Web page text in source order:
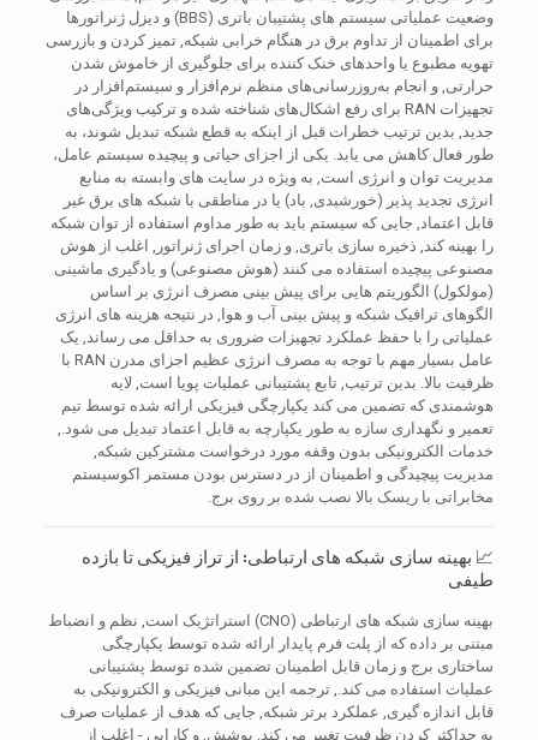
وضعیت عملیاتی سیستم های پشتیبان باتری (BBS) و دیزل ژنراتورها
برای اطمینان از تداوم برق در هنگام خرابی شبکه, تمیز کردن و بازرسی
تهویه مطبوع یا واحدهای خنک کننده برای جلوگیری از خاموش شدن
حرارتی, و انجام به‌روزرسانی‌های منظم نرم‌افزار و سیستم‌افزار در
تجهیزات RAN برای رفع اشکال‌های شناخته شده و ترکیب ویژگی‌های
جدید, بدین ترتیب خطرات قبل از اینکه به قطع شبکه تبدیل شوند، به
طور فعال کاهش می یابد. یکی از اجزای حیاتی و پیچیده سیستم عامل،
مدیریت توان و انرژی است, به ویژه در سایت های وابسته به منابع
انرژی تجدید پذیر (خورشیدی, باد) یا در مناطقی با شبکه های برق غیر
قابل اعتماد, جایی که سیستم باید به طور مداوم استفاده از توان شبکه
را بهینه کند, ذخیره سازی باتری, و زمان اجرای ژنراتور, اغلب از هوش
مصنوعی پیچیده استفاده می کنند (هوش مصنوعی) و یادگیری ماشینی
(مولکول) الگوریتم هایی برای پیش بینی مصرف انرژی بر اساس
الگوهای ترافیک شبکه و پیش بینی آب و هوا, در نتیجه هزینه های انرژی
عملیاتی را با حفظ عملکرد تجهیزات ضروری به حداقل می رساند, یک
عامل بسیار مهم با توجه به مصرف انرژی عظیم اجزای مدرن RAN با
ظرفیت بالا. بدین ترتیب, تابع پشتیبانی عملیات پویا است, لایه
هوشمندی که تضمین می کند یکپارچگی فیزیکی ارائه شده توسط تیم
تعمیر و نگهداری سازه به طور یکپارچه به قابل اعتماد تبدیل می شود.,
خدمات الکترونیکی بدون وقفه مورد درخواست مشترکین شبکه,
مدیریت پیچیدگی و اطمینان از در دسترس بودن مستمر اکوسیستم
مخابراتی با ریسک بالا نصب شده بر روی برج.
📈 بهینه سازی شبکه های ارتباطی: از تراز فیزیکی تا بازده
طیفی
بهینه سازی شبکه های ارتباطی (CNO) استراتژیک است, نظم و انضباط
مبتنی بر داده که از پلت فرم پایدار ارائه شده توسط یکپارچگی
ساختاری برج و زمان قابل اطمینان تضمین شده توسط پشتیبانی
عملیات استفاده می کند., ترجمه این مبانی فیزیکی و الکترونیکی به
قابل اندازه گیری, عملکرد برتر شبکه, جایی که هدف از عملیات صرف
به حداکثر کردن ظرفیت تغییر می کند, پوشش, و کارایی - اغلب از